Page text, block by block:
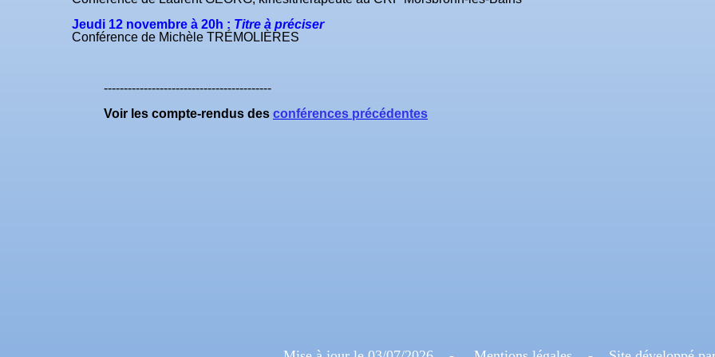
Jeudi 12 novembre à 20h : Titre à préciser
Conférence de Michèle TRÉMOLIÈRES
------------------------------------------
Voir les compte-rendus des conférences précédentes